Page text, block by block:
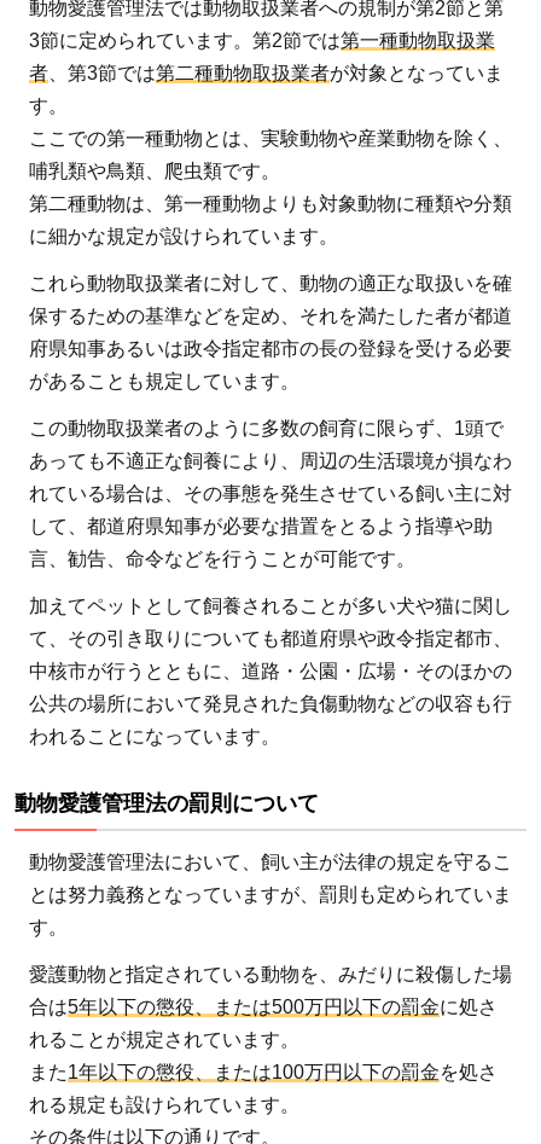
動物愛護管理法では動物取扱業者への規制が第2節と第
3節に定められています。第2節では第一種動物取扱業
者 、第3節では第二種動物取扱業者が対象となっていま
す。
ここでの第一種動物とは、実験動物や産業動物を除く、
哺乳類や鳥類、爬虫類です。
第二種動物は、第一種動物よりも対象動物に種類や分類
に細かな規定が設けられています。
これら動物取扱業者に対して、動物の適正な取扱いを確
保するための基準などを定め、それを満たした者が都道
府県知事あるいは政令指定都市の長の登録を受ける必要
があることも規定しています。
この動物取扱業者のように多数の飼育に限らず、1頭で
あっても不適正な飼養により、周辺の生活環境が損なわ
れている場合は、その事態を発生させている飼い主に対
して、都道府県知事が必要な措置をとるよう指導や助
言、勧告、命令などを行うことが可能です。
加えてペットとして飼養されることが多い犬や猫に関し
て、その引き取りについても都道府県や政令指定都市、
中核市が行うとともに、道路・公園・広場・そのほかの
公共の場所において発見された負傷動物などの収容も行
われることになっています。
動物愛護管理法の罰則について
動物愛護管理法において、飼い主が法律の規定を守るこ
とは努力義務となっていますが、罰則も定められていま
す。
愛護動物と指定されている動物を、みだりに殺傷した場
合は5年以下の懲役、または500万円以下の罰金に処さ
れることが規定されています。
また1年以下の懲役、または100万円以下の罰金を処さ
れる規定も設けられています。
その条件は以下の通りです。